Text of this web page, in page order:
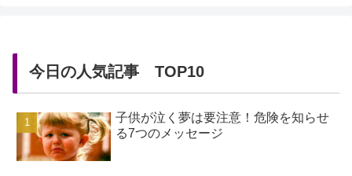
今日の人気記事 TOP10
子供が泣く夢は要注意！危険を知らせ
る7つのメッセージ